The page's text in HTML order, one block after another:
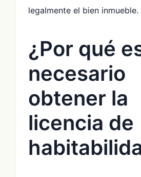
legalmente el bien inmueble.
¿Por qué
necesario
obtener la
licencia de